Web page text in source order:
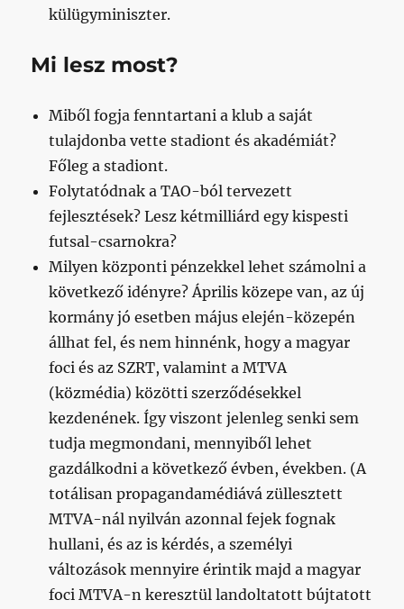
külügyminiszter.
Mi lesz most?
Miből fogja fenntartani a klub a saját
tulajdonba vette stadiont és akadémiát?
Főleg a stadiont.
Folytatódnak a TAO-ból tervezett
fejlesztések? Lesz kétmilliárd egy kispesti
futsal-csarnokra?
Milyen központi pénzekkel lehet számolni a
következő idényre? Április közepe van, az új
kormány jó esetben május elején-közepén
állhat fel, és nem hinnénk, hogy a magyar
foci és az SZRT, valamint a MTVA
(közmédia) közötti szerződésekkel
kezdenének. Így viszont jelenleg senki sem
tudja megmondani, mennyiből lehet
gazdálkodni a következő évben, években. (A
totálisan propagandamédiává züllesztett
MTVA-nál nyilván azonnal fejek fognak
hullani, és az is kérdés, a személyi
változások mennyire érintik majd a magyar
foci MTVA-n keresztül landoltatott bújtatott